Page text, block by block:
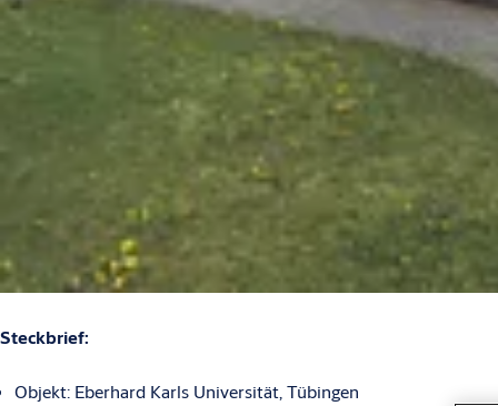
Steckbrief:
Objekt: Eberhard Karls Universität, Tübingen